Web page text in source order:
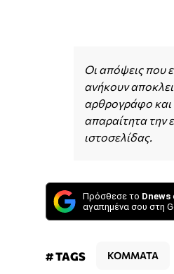
Οι απόψεις που
ανήκουν
αρθρογράφο και
απαραίτητα την
ιστοσελίδας.
Πρόσθεσε το Dnews
αγαπημένα σου στη
# TAGS KOMMATA